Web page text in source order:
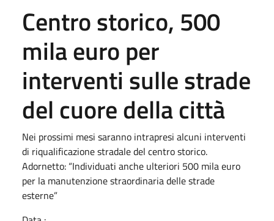
Centro storico, 500
mila euro per
interventi sulle strade
del cuore della città
Nei prossimi mesi saranno intrapresi alcuni interventi
di riqualificazione stradale del centro storico.
Adornetto: “Individuati anche ulteriori 500 mila euro
per la manutenzione straordinaria delle strade
esterne”